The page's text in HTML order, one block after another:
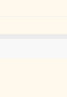
饿，所以半夜可